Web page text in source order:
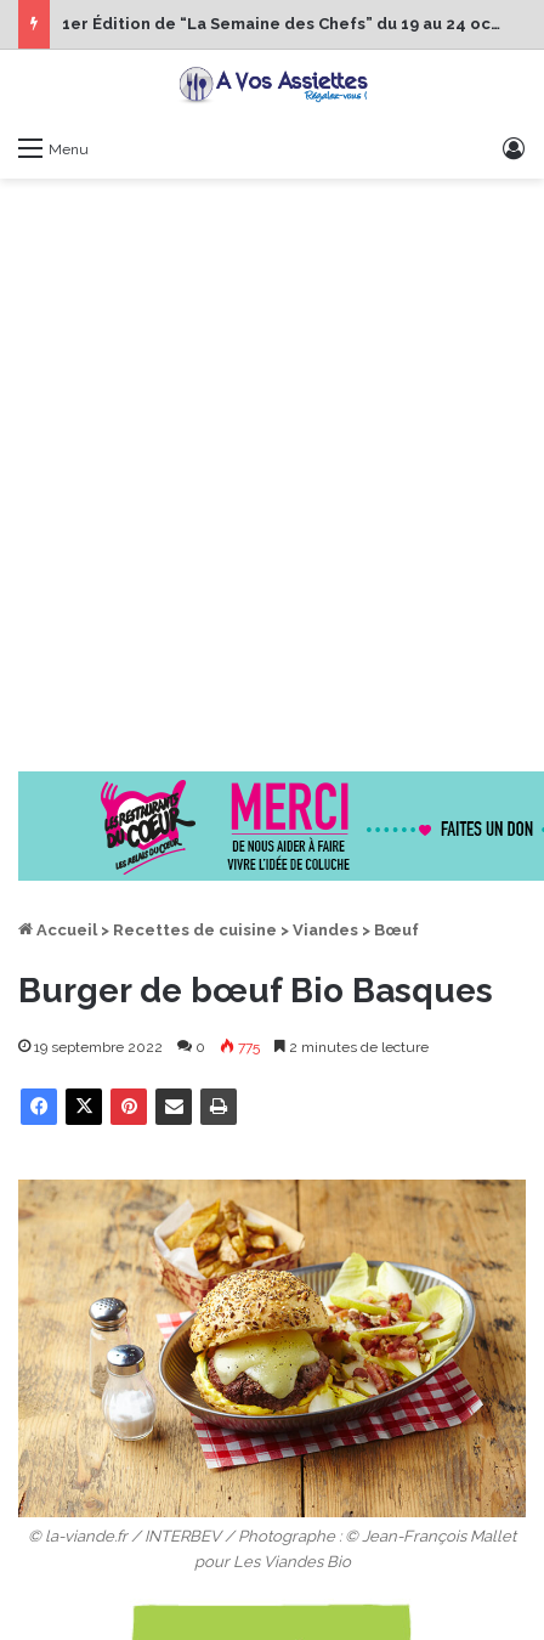
1er Édition de “La Semaine des Chefs” du 19 au 24 octobre 2026
Menu
Accueil > Recettes de cuisine > Viandes > Bœuf
Burger de bœuf Bio Basques
19 septembre 2022 0 775 2 minutes de lecture
© la-viande.fr / INTERBEV / Photographe : © Jean-François Mallet
pour Les Viandes Bio